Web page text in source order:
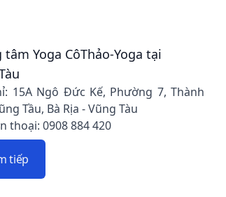
tâm Yoga CôThảo-Yoga tại
15A Ngô Đức Kế, Phường 7, Thành
Tầu, Bà Rịa - Vũng Tàu
thoại: 0908 884 420
tiếp